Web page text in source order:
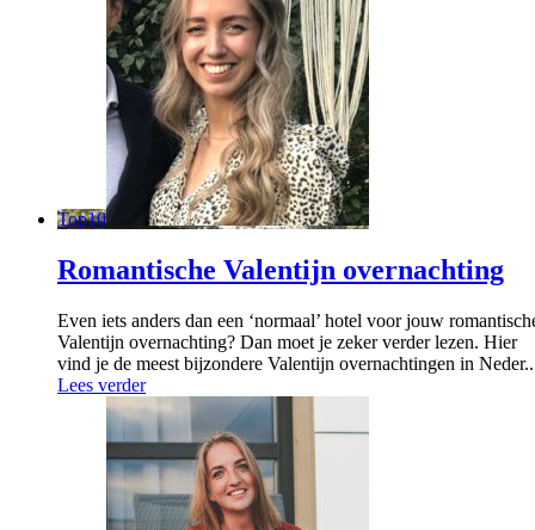
Top10
Romantische Valentijn overnachting
Even iets anders dan een ‘normaal’ hotel voor jouw
Valentijn overnachting? Dan moet je zeker verder lezen. Hier
vind je de meest bijzondere Valentijn overnachtingen in
Lees verder